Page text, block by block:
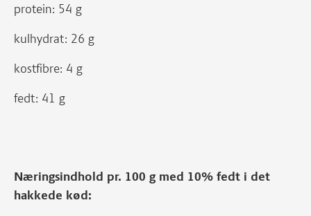
protein: 54 g
kulhydrat: 26 g
kostfibre: 4 g
fedt: 41 g
Næringsindhold pr. 100 g med 10% fedt i det
hakkede kød: